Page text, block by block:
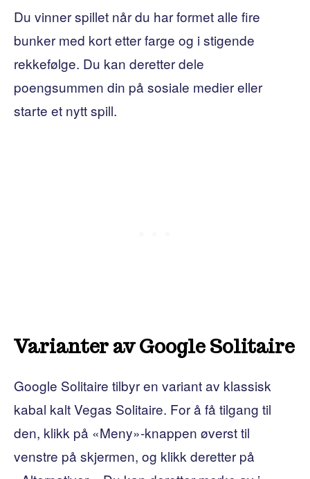
Du vinner spillet når du har formet alle fire
bunker med kort etter farge og i stigende
rekkefølge. Du kan deretter dele
poengsummen din på sosiale medier eller
starte et nytt spill.
Varianter av Google Solitaire
Google Solitaire tilbyr en variant av klassisk
kabal kalt Vegas Solitaire. For å få tilgang til
den, klikk på «Meny»-knappen øverst til
venstre på skjermen, og klikk deretter på